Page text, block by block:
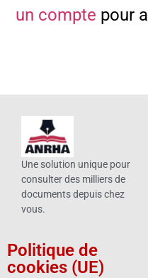
un compte pour
Une solution unique pour
consulter des milliers de
documents depuis chez
vous.
Politique de
cookies (UE)